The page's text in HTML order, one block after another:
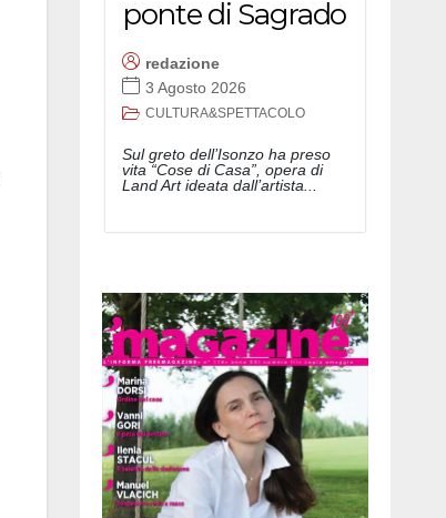
ponte di Sagrado
redazione
3 Agosto 2026
CULTURA&SPETTACOLO
Sul greto dell’Isonzo ha preso
vita “Cose di Casa”, opera di
Land Art ideata dall’artista...